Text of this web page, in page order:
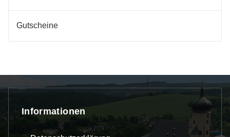
Gutscheine
Informationen